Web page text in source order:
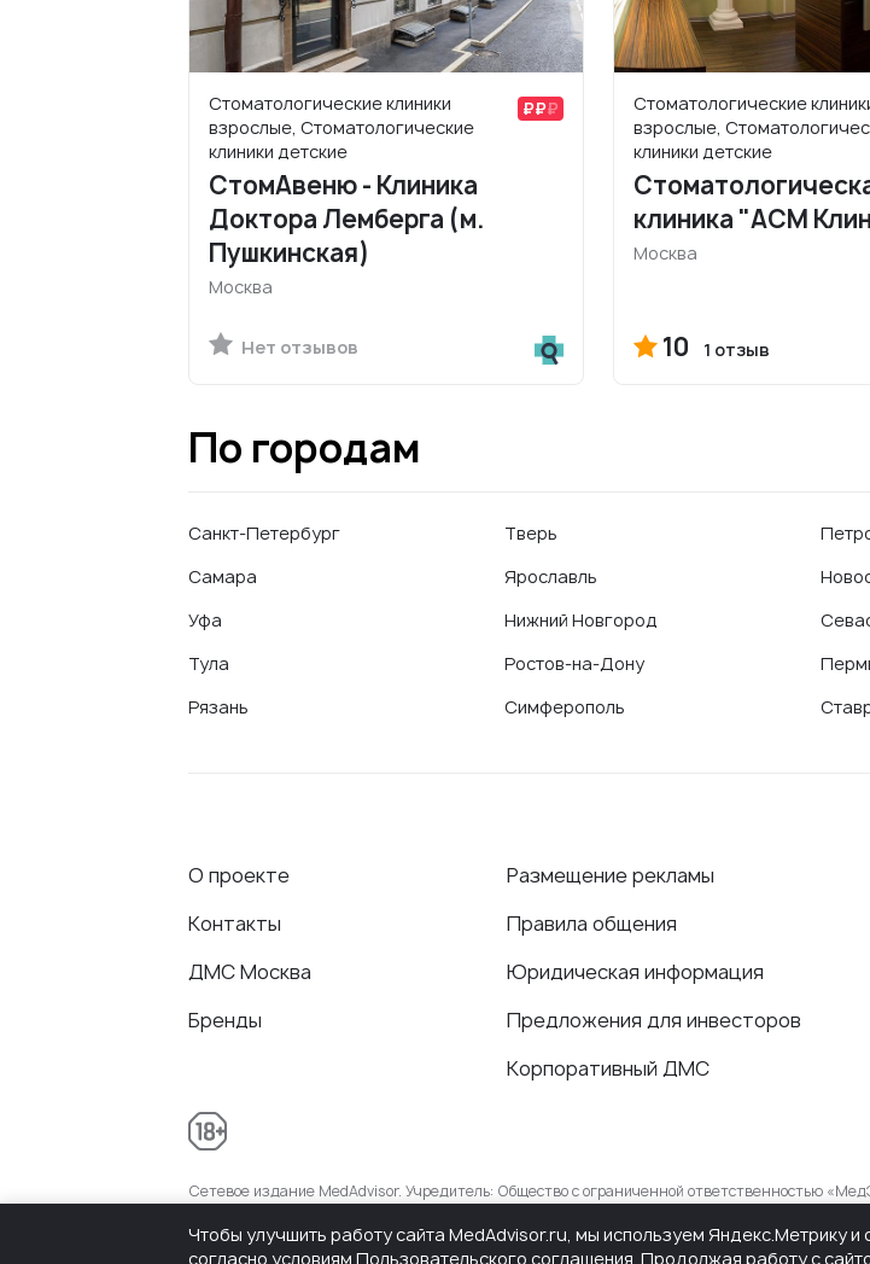
Стоматологические клиники
взрослые, Стоматологические
клиники детские
СтомАвеню - Клиника
Доктора Лемберга (м.
Пушкинская)
Москва
Нет отзывов
Стоматологические
взрослые,
клиники детские
клиника "АСМ
Москва
10 1 отзыв
По городам
Санкт-Петербург
Самара
Уфа
Тула
Рязань
Тверь
Ярославль
Нижний Новгород
Ростов-на-Дону
Симферополь
О проекте
Контакты
ДМС Москва
Бренды
Размещение рекламы
Правила общения
Юридическая информация
Предложения для инвесторов
Корпоративный ДМС
Сетевое издание MedAdvisor. Учредитель: Общество с ограниченной ответственностью
Чтобы улучшить работу сайта MedAdvisor.ru, мы используем Яндекс.Метрику
согласно условиям Пользовательского соглашения . Продолжая работу с